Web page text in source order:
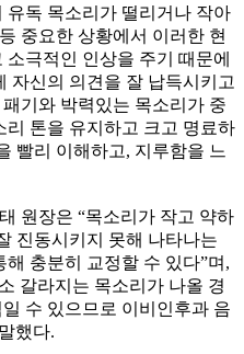
유독 목소리가 떨리거나 작아
중요한 상황에서 이러한 현
극적인 인상을 주기 때문에
자신의 의견을 잘 납득시키고
기와 박력있는 목소리가 중
리 톤을 유지하고 크고 명료하
빨리 이해하고, 지루함을 느
원장은 “목소리가 작고 약하
진동시키지 못해 나타나는
충분히 교정할 수 있다”며,
갈라지는 목소리가 나올 경
수 있으므로 이비인후과 음
했다.